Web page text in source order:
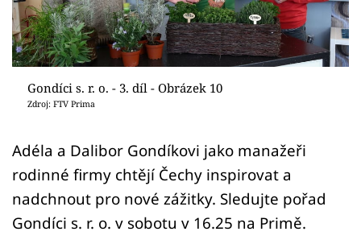
Přihlášení
Sledujte nás
Gondíci s. r. o. - 3. díl - Obrázek 10
Zdroj: FTV Prima
Adéla a Dalibor Gondíkovi jako manažeři
rodinné firmy chtějí Čechy inspirovat a
nadchnout pro nové zážitky. Sledujte pořad
Gondíci s. r. o. v sobotu v 16.25 na Primě.